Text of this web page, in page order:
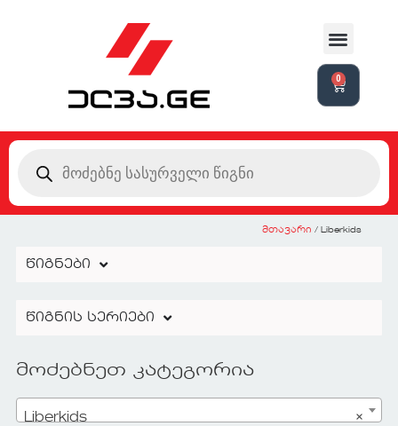
0
მთავარი / Liberkids
წიგნები
წიგნის სერიები
მოძებნეთ კატეგორია
×
Liberkids